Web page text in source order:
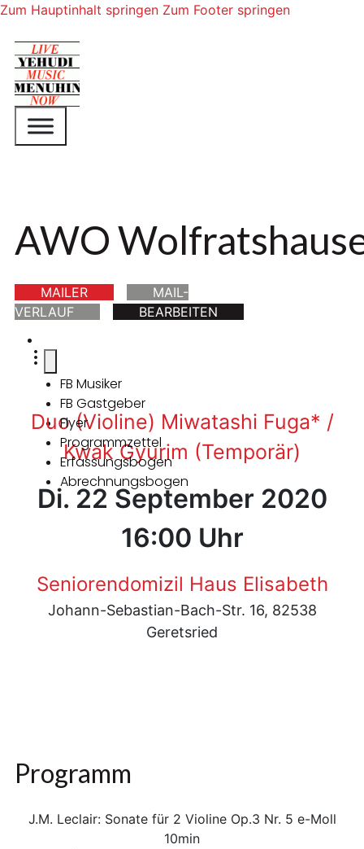
Zum Hauptinhalt springen Zum Footer springen
AWO
MAILER
MAIL-
VERLAUF
BEARBEITEN
FB Musiker
FB Gastgeber
Flyer
Programmzettel
Erfassungsbogen
Abrechnungsbogen
Duo (Violine) Miwatashi Fuga* /
Kwak Gyurim (Temporär)
Di. 22 September 2020
16:00 Uhr
Seniorendomizil Haus Elisabeth
Johann-Sebastian-Bach-Str. 16, 82538
Geretsried
Programm
J.M. Leclair: Sonate für 2 Violine Op.3 Nr. 5 e-Moll
10min